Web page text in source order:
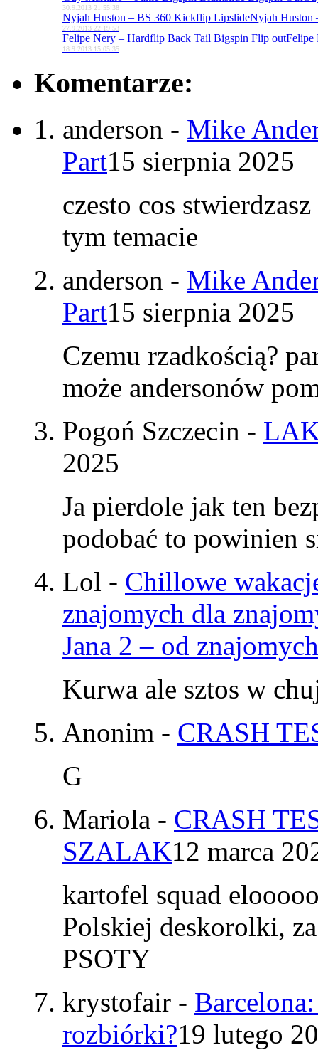
30.9.2013 21:55:38
Nyjah Huston – BS 360 Kickflip LipslideNyjah Huston
27.9.2013 22:19:53
Felipe Nery – Hardflip Back Tail Bigspin Flip outFelipe
18.9.2013 15:05:35
Komentarze:
anderson - Mike
Part15 sierpnia 2025
czesto cos
tym temacie
anderson - Mike
Part15 sierpnia 2025
Czemu rzadkością?
może andersonów
Pogoń Szczecin -
2025
Ja pierdole jak ten
podobać to powinien
Lol - Chillowe
znajomych dla
Jana 2 – od
Kurwa ale sztos w
Anonim - CRASH
G
Mariola - CRASH
SZALAK12 marca
kartofel squad
Polskiej deskorolki,
PSOTY
krystofair -
rozbiórki?19 lutego